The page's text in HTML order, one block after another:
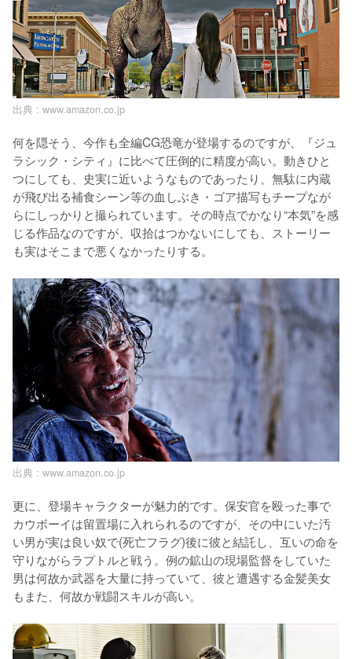
出典 : www.amazon.co.jp
何を隠そう、今作も全編CG恐竜が登場するのですが、『ジュ
ラシック・シティ』に比べて圧倒的に精度が高い。動きひと
つにしても、史実に近いようなものであったり、無駄に内蔵
が飛び出る補食シーン等の血しぶき・ゴア描写もチープなが
らにしっかりと撮られています。その時点でかなり“本気”を感
じる作品なのですが、収拾はつかないにしても、ストーリー
出典 : www.amazon.co.jp
更に、登場キャラクターが魅力的です。保安官を殴った事で
カウボーイは留置場に入れられるのですが、その中にいた汚
い男が実は良い奴で(死亡フラグ)後に彼と結託し、互いの命を
守りながらラプトルと戦う。例の鉱山の現場監督をしていた
男は何故か武器を大量に持っていて、彼と遭遇する金髪美女
もまた、何故か戦闘スキルが高い。